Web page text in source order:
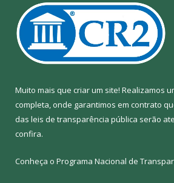
Muito mais que criar um site! Realizamos
completa, onde garantimos em contrato
das leis de transparência pública serão
confira.
Conheça o Programa Nacional de